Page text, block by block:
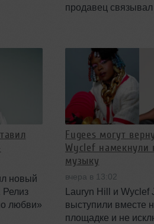
в
сет
и
продавец
за £401,465.
новый рекорд для
продажи
новый
Релиз
любви»
Fugees могут
Wyclef намекнули
музыку
вчера в 13:02
Lauryn Hill и Wyclef
выступили вместе
площадке и не